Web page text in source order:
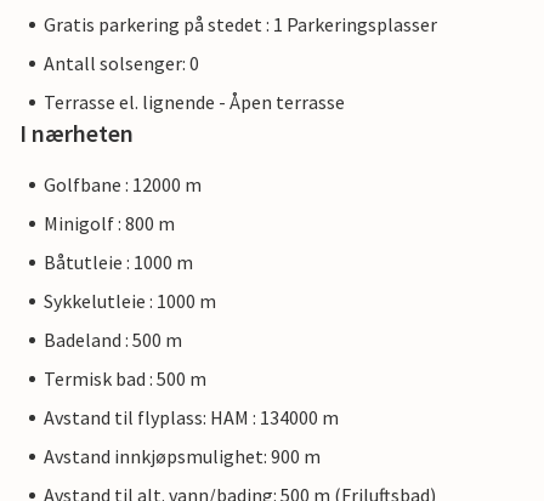
Gratis parkering på stedet : 1 Parkeringsplasser
Antall solsenger: 0
Terrasse el. lignende - Åpen terrasse
I nærheten
Golfbane : 12000 m
Minigolf : 800 m
Båtutleie : 1000 m
Sykkelutleie : 1000 m
Badeland : 500 m
Termisk bad : 500 m
Avstand til flyplass: HAM : 134000 m
Avstand innkjøpsmulighet: 900 m
Avstand til alt. vann/bading: 500 m (Friluftsbad)